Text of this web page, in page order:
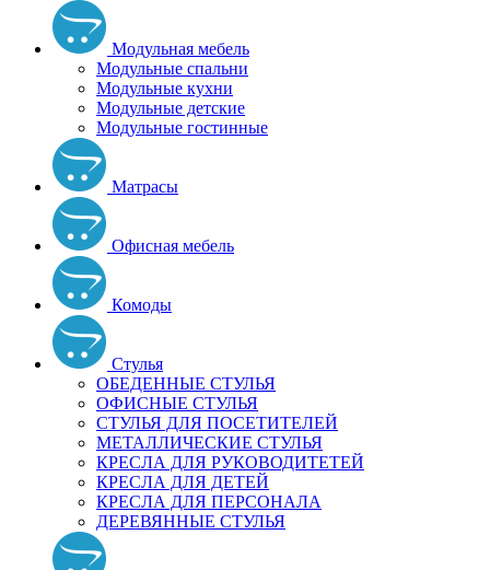
Модульная мебель
Модульные спальни
Модульные кухни
Модульные детские
Модульные гостинные
Матрасы
Офисная мебель
Комоды
Стулья
ОБЕДЕННЫЕ СТУЛЬЯ
ОФИСНЫЕ СТУЛЬЯ
СТУЛЬЯ ДЛЯ ПОСЕТИТЕЛЕЙ
МЕТАЛЛИЧЕСКИЕ СТУЛЬЯ
КРЕСЛА ДЛЯ РУКОВОДИТЕТЕЙ
КРЕСЛА ДЛЯ ДЕТЕЙ
КРЕСЛА ДЛЯ ПЕРСОНАЛА
ДЕРЕВЯННЫЕ СТУЛЬЯ